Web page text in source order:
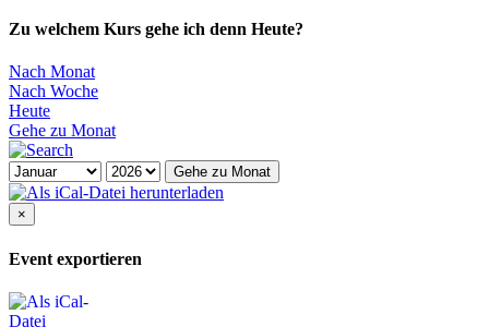
Zu welchem Kurs gehe ich denn Heute?
Nach Monat
Nach Woche
Heute
Gehe zu Monat
Gehe zu Monat
×
Event exportieren